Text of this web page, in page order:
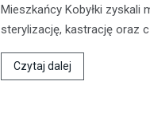
Mieszkańcy Kobyłki
sterylizację, kastrację oraz
Czytaj dalej